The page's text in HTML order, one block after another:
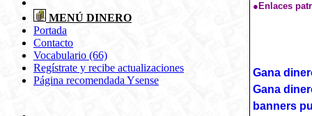
MENÚ DINERO
Portada
Contacto
Vocabulario (66)
Regístrate y recibe actualizaciones
Página recomendada Ysense
●Enlaces
Gana
Gana
banners